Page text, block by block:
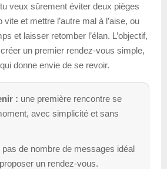
veux sûrement éviter deux pièges
et mettre l’autre mal à l’aise, ou
et laisser retomber l’élan. L’objectif,
un premier rendez-vous simple,
donne envie de se revoir.
: une première rencontre se
avec simplicité et sans
pas de nombre de messages idéal
un rendez-vous.